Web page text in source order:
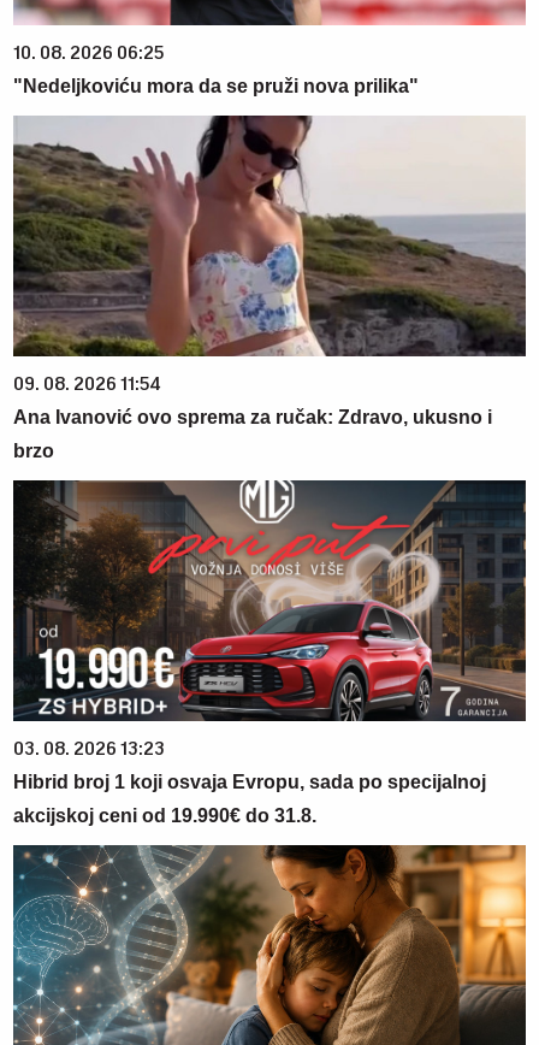
10. 08. 2026 06:25
"Nedeljkoviću mora da se pruži nova prilika"
09. 08. 2026 11:54
Ana Ivanović ovo sprema za ručak: Zdravo, ukusno i
brzo
03. 08. 2026 13:23
Hibrid broj 1 koji osvaja Evropu, sada po specijalnoj
akcijskoj ceni od 19.990€ do 31.8.